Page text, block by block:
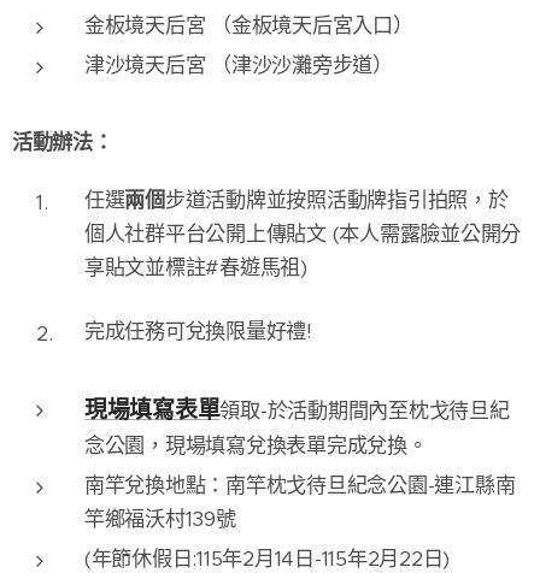
金板境天后宮 （金板境天后宮入口）
津沙境天后宮 （津沙沙灘旁步道）
活動辦法：
任選兩個步道活動牌並按照活動牌指引拍照，於
個人社群平台公開上傳貼文 (本人需露臉並公開分
享貼文並標註#春遊馬祖)
完成任務可兌換限量好禮!
現場填寫表單領取-於活動期間內至枕戈待旦紀
念公園，現場填寫兌換表單完成兌換。
南竿兌換地點：南竿枕戈待旦紀念公園-連江縣南
竿鄉福沃村139號
(年節休假日:115年2月14日-115年2月22日)